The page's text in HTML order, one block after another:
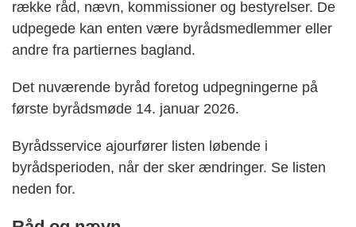
række råd, nævn, kommissioner og bestyrelser. De
udpegede kan enten være byrådsmedlemmer eller
andre fra partiernes bagland.
Det nuværende byråd foretog udpegningerne på
første byrådsmøde 14. januar 2026.
Byrådsservice ajourfører listen løbende i
byrådsperioden, når der sker ændringer. Se listen
neden for.